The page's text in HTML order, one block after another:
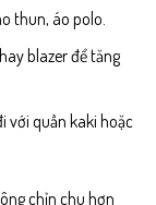
thun, áo polo.
blazer để tăng
với quần kaki hoặc
chỉn chu hơn